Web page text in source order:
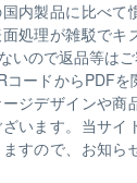
内製品に比べて
処理が雑駁でキ
いので返品等はご
ードからPDFを
ジデザインや商
います。当サイ
すので、お知ら